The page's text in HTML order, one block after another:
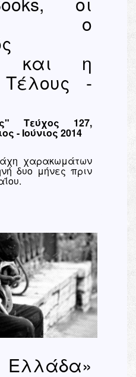
ο
και η
-
Τεύχος 127,
- Ιούνιος 2014
χαρακωμάτων
δυο μήνες πριν